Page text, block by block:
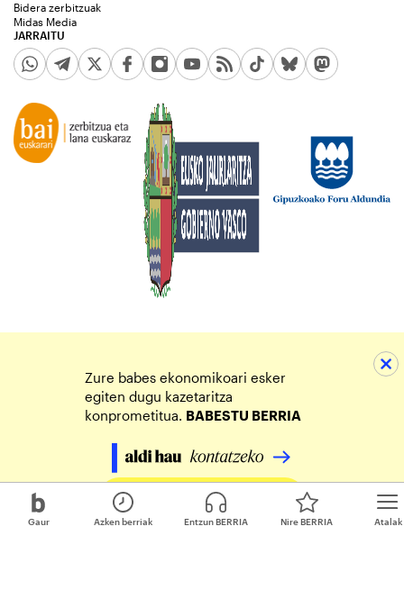
Gaur Atalak
Azken berriak Entzun BERRIA Nire BERRIA
JARRAITU
Bidera zerbitzuak
Midas Media
Zure babes ekonomikoari esker
egiten dugu kazetaritza
konprometitua. BABESTU BERRIA
Egin zure ekarpena